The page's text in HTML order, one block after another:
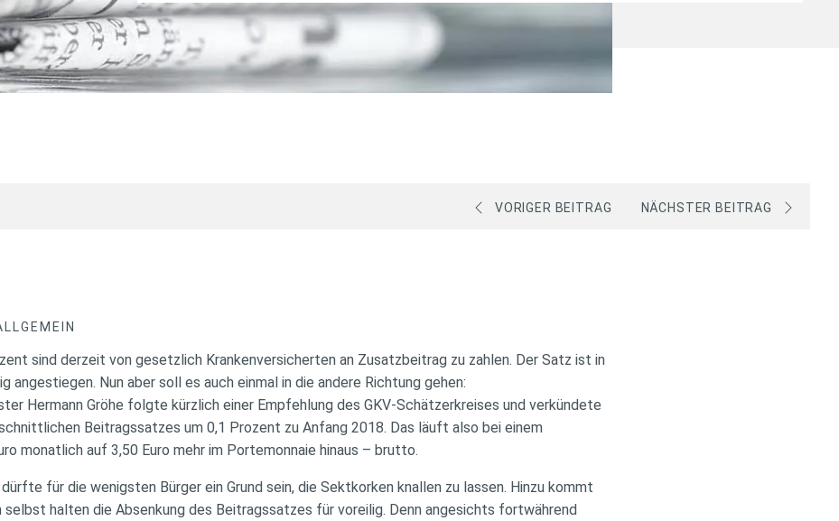
VORIGER BEITRAG NÄCHSTER BEITRAG
sind derzeit von gesetzlich Krankenversicherten an Zusatzbeitrag zu zahlen. Der Satz ist in
Nun aber soll es auch einmal in die andere Richtung gehen:
Hermann Gröhe folgte kürzlich einer Empfehlung des GKV-Schätzerkreises und verkündete
Beitragssatzes um 0,1 Prozent zu Anfang 2018. Das läuft also bei einem
monatlich auf 3,50 Euro mehr im Portemonnaie hinaus – brutto.
für die wenigsten Bürger ein Grund sein, die Sektkorken knallen zu lassen. Hinzu kommt
selbst halten die Absenkung des Beitragssatzes für voreilig. Denn angesichts fortwährend